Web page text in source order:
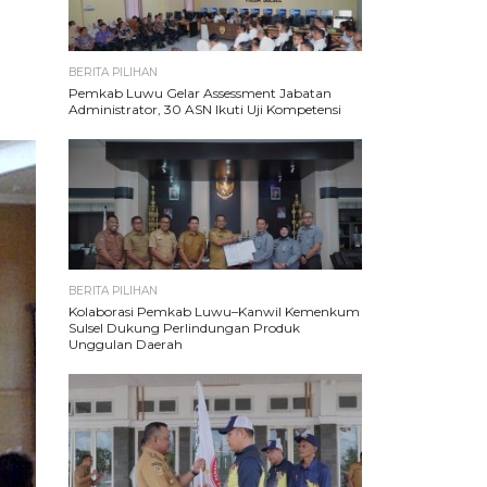
BERITA PILIHAN
Pemkab Luwu Gelar Assessment Jabatan
Administrator, 30 ASN Ikuti Uji Kompetensi
BERITA PILIHAN
Kolaborasi Pemkab Luwu–Kanwil Kemenkum
Sulsel Dukung Perlindungan Produk
Unggulan Daerah